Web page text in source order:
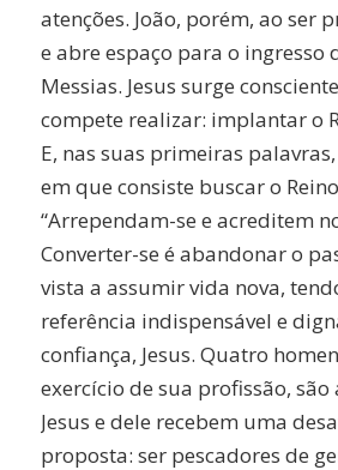
atenções. João, porém, ao ser
e abre espaço para o ingresso
Messias. Jesus surge
compete realizar: implantar o
E, nas suas primeiras
em que consiste buscar o
“Arrependam-se e acreditem
Converter-se é abandonar o
vista a assumir vida nova,
referência indispensável e
confiança, Jesus. Quatro
exercício de sua profissão,
Jesus e dele recebem uma
proposta: ser pescadores de